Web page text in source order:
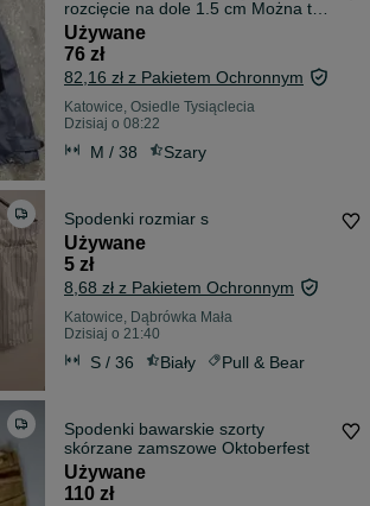
rozcięcie na dole 1.5 cm Można to
samemu
Używane
76 zł
82,16 zł z Pakietem Ochronnym
Katowice, Osiedle Tysiąclecia
Dzisiaj o 08:22
M / 38 Szary
Spodenki rozmiar s
Używane
5 zł
8,68 zł z Pakietem Ochronnym
Katowice, Dąbrówka Mała
Dzisiaj o 21:40
S / 36 Biały Pull & Bear
Spodenki bawarskie szorty
skórzane zamszowe Oktoberfest
Używane
110 zł